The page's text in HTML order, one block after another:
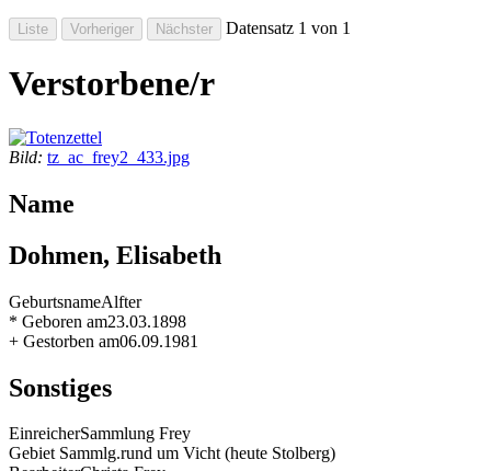
Datensatz 1 von 1
Verstorbene/r
Bild: tz_ac_frey2_433.jpg
Name
Dohmen, Elisabeth
GeburtsnameAlfter
* Geboren am23.03.1898
+ Gestorben am06.09.1981
Sonstiges
EinreicherSammlung Frey
Gebiet Sammlg.rund um Vicht (heute Stolberg)